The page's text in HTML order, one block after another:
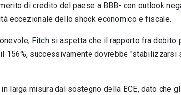
di credito del paese a BBB- con outlook
eccezionale dello shock economico e fiscale.
Fitch si aspetta che il rapporto fra
156%, successivamente dovrebbe
larga misura dal sostegno della BCE, dato che